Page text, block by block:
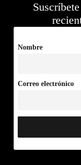
Nombre
Correo electrónico